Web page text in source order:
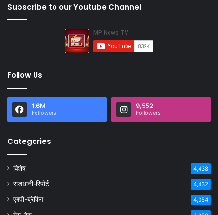
Subscribe to our Youtube Channel
Follow Us
1.6M
Followers
9,552
Followers
Categories
विशेष 4,438
राजधानी-रिपोर्ट 4,432
एमपी-ब्रेकिंग 4,354